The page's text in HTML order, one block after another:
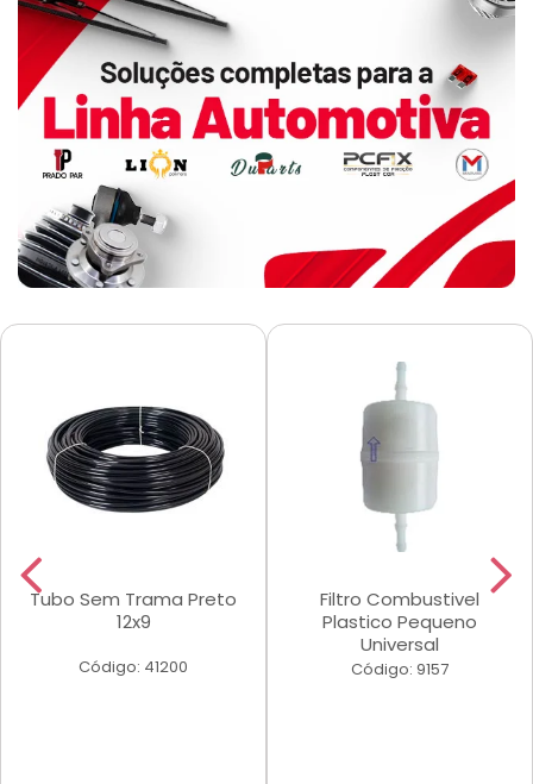
Tubo Sem Trama Preto
12x9
Código: 41200
Filtro Combustivel
Plastico Pequeno
Universal
Código: 9157